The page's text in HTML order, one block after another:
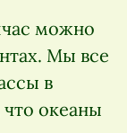
можно
Мы все
в
океаны